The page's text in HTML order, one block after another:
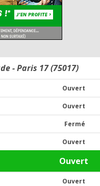
- Paris 17 (75017)
Ouvert
Ouvert
Fermé
Ouvert
Ouvert
Ouvert